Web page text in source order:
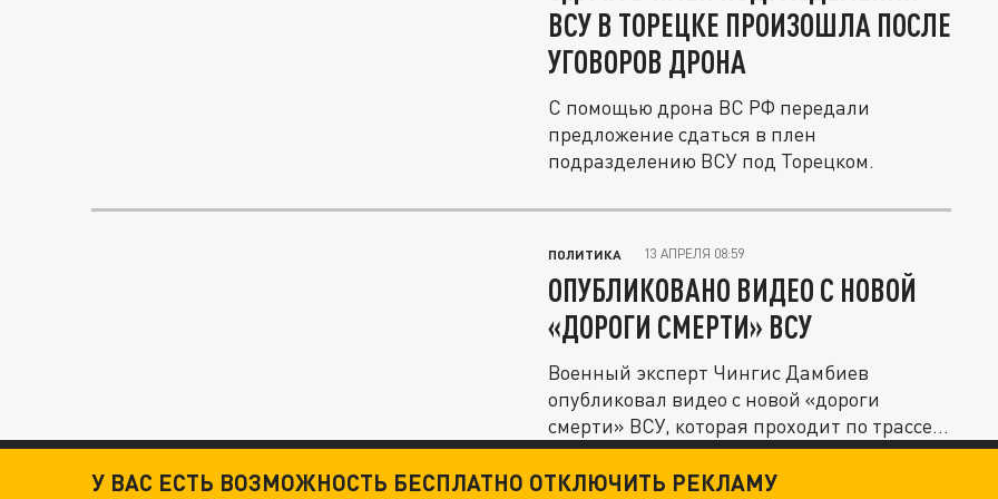
ВСУ В ТОРЕЦКЕ ПРОИЗОШЛА ПОСЛЕ
УГОВОРОВ ДРОНА
С помощью дрона ВС РФ передали
предложение сдаться в плен
подразделению ВСУ под Торецком.
ПОЛИТИКА 13 АПРЕЛЯ 08:59
ОПУБЛИКОВАНО ВИДЕО С НОВОЙ
«ДОРОГИ СМЕРТИ» ВСУ
Военный эксперт Чингис Дамбиев
опубликовал видео с новой «дороги
смерти» ВСУ, которая проходит по трассе
в...
У ВАС ЕСТЬ ВОЗМОЖНОСТЬ БЕСПЛАТНО ОТКЛЮЧИТЬ РЕКЛАМУ